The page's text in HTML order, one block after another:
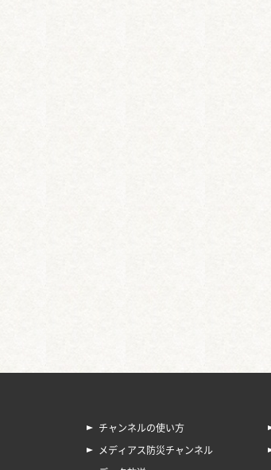
チャンネルの使い方
メディアス防災チャンネル